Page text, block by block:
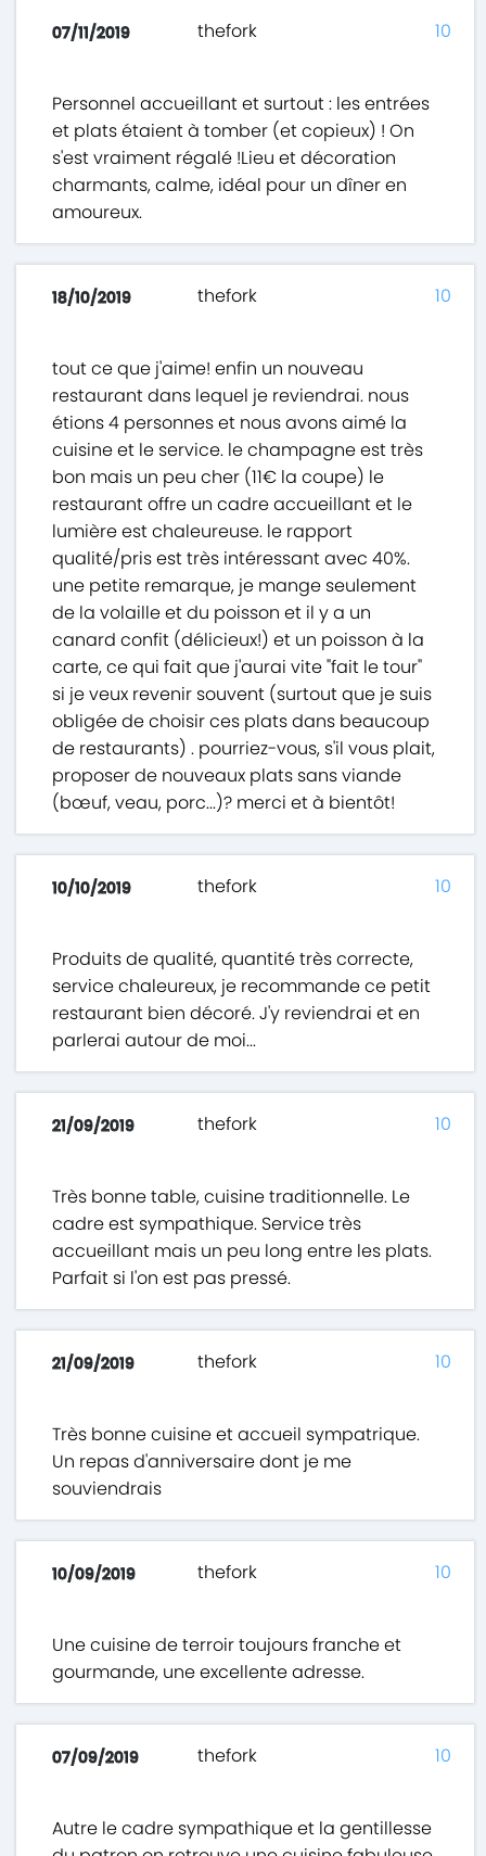
07/11/2019 thefork
Personnel accueillant et surtout : les entrées
et plats étaient à tomber (et copieux) ! On
s'est vraiment régalé !Lieu et décoration
charmants, calme, idéal pour un dîner en
amoureux.
10
18/10/2019 thefork
tout ce que j'aime! enfin un nouveau
restaurant dans lequel je reviendrai. nous
étions 4 personnes et nous avons aimé la
cuisine et le service. le champagne est très
bon mais un peu cher (11€ la coupe) le
restaurant offre un cadre accueillant et le
lumière est chaleureuse. le rapport
qualité/pris est très intéressant avec 40%.
une petite remarque, je mange seulement
de la volaille et du poisson et il y a un
canard confit (délicieux!) et un poisson à la
carte, ce qui fait que j'aurai vite "fait le tour"
si je veux revenir souvent (surtout que je suis
obligée de choisir ces plats dans beaucoup
de restaurants) . pourriez-vous, s'il vous plait,
proposer de nouveaux plats sans viande
(bœuf, veau, porc...)? merci et à bientôt!
10
10/10/2019 thefork
Produits de qualité, quantité très correcte,
service chaleureux, je recommande ce petit
restaurant bien décoré. J'y reviendrai et en
parlerai autour de moi...
10
21/09/2019 thefork
Très bonne table, cuisine traditionnelle. Le
cadre est sympathique. Service très
accueillant mais un peu long entre les plats.
Parfait si l'on est pas pressé.
10
21/09/2019 thefork
Très bonne cuisine et accueil sympatrique.
Un repas d'anniversaire dont je me
souviendrais
10
10/09/2019 thefork
Une cuisine de terroir toujours franche et
gourmande, une excellente adresse.
10
07/09/2019 thefork
Autre le cadre sympathique et la gentillesse
10